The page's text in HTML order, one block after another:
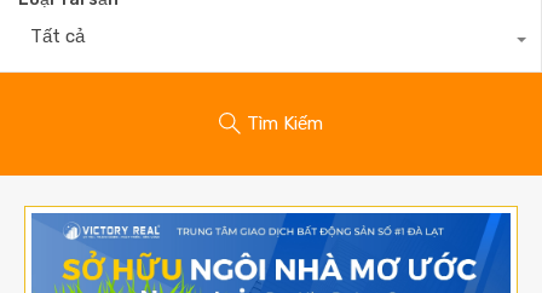
Tất cả
Tìm Kiếm